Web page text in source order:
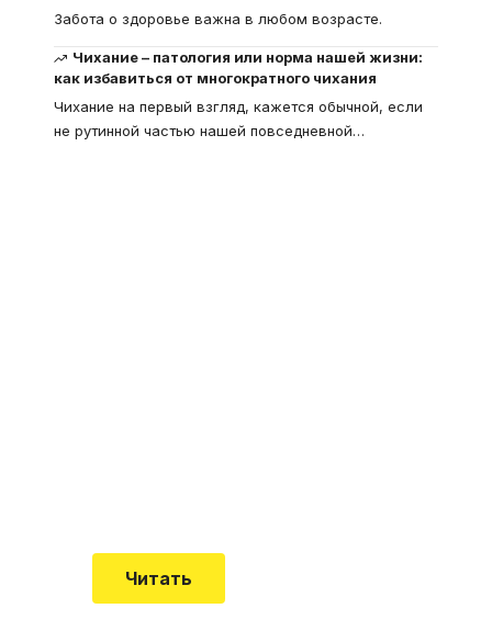
Забота о здоровье важна в любом возрасте.
Чихание – патология или норма нашей жизни:
как избавиться от многократного чихания
Чихание на первый взгляд, кажется обычной, если
не рутинной частью нашей повседневной…
Читать